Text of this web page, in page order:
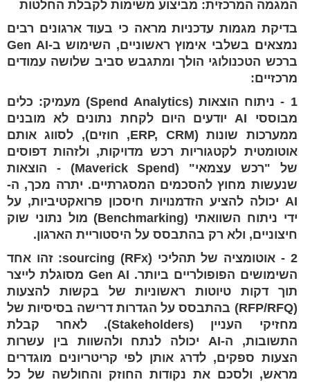
המגמה המרכזית: מביצוע משימות לקבלת החלטות
בדיקת מגמות עדכניות מראה כי בעוד ארגונים רבים
נמצאים בשלבי אימוץ ראשוניים, השימוש ב-Gen AI
ברכש הטכנולוגי הולך ומתגבש סביב שלושה עמודים
מרכזיים:
1 - ניתוח הוצאות (Spend Analytics) מעמיק: כלים
מבוססי AI יודעים היום לקחת נתונים לא מובנים
ממערכות שונות (ERP, CRM, חוזים), לסווג אותם
אוטומטית לקטגוריות רכש מדויקות, ולזהות דפוסים
של "רכש עצמאי" (Maverick Spend) - הוצאות
שנעשות מחוץ להסכמים המסגרתיים. יתרה מכך, ה-
AI יכולה להציע הזדמנויות חיסכון פרואקטיביות, על
ידי ניתוח השוואתי (Benchmarking) מול נתוני שוק
חיצוניים, ולא רק בהתבסס על היסטוריית הארגון.
2 - אוטומציה של תהליכי sourcing (RFx): זהו אחד
השימושים הפופולריים ביותר. Gen AI מסוגלת לייצר
תוך דקות טיוטות ראשוניות של בקשות להצעות
(RFP/RFQ) בהתבסס על הגדרות דרישה בסיסיות של
מחזיקי העניין (Stakeholders). לאחר קבלת
התשובות, ה-AI יכולה לנתח ולהשוות בין עשרות
הצעות ספקים, לדרג אותן לפי קריטריונים מוגדרים
מראש, ולסכם את נקודות החוזק והחולשה של כל